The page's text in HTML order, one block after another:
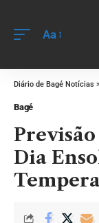
Aa
Diário de Bagé Notícias
Bagé
Dia